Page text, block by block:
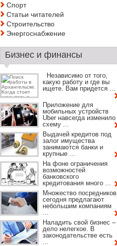
Спорт
Статьи читателей
Строительство
Энергоснабжение
Бизнес и финансы
Независимо от того,
какую работу и где вы
ищете. Вам придется ...
Приложение для
мобильных устройств
Uber навсегда изменило
схему ...
Выдачей кредитов под
залог имущества
занимаются банки и
крупные ...
На фоне ограничения
возможностей
банковского
кредитования много ...
Множество посредников
сегодня предлагают
небольшим компаниям
...
Наладить свой бизнес –
дело нелегкое. В
законодательстве есть
...